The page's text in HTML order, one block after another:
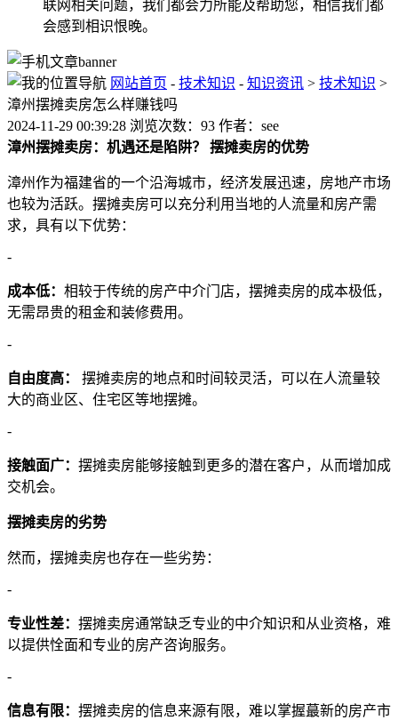
联网相关问题，我们都会力所能及帮助您，相信我们都
会感到相识恨晚。
网站首页 - 技术知识 - 知识资讯 > 技术知识 >
漳州摆摊卖房怎么样赚钱吗
2024-11-29 00:39:28 浏览次数：93 作者：see
漳州摆摊卖房：机遇还是陷阱？
摆摊卖房的优势
漳州作为福建省的一个沿海城市，经济发展迅速，房地产市场
也较为活跃。摆摊卖房可以充分利用当地的人流量和房产需
求，具有以下优势：
-
成本低： 相较于传统的房产中介门店，摆摊卖房的成本极低，
无需昂贵的租金和装修费用。
-
自由度高：
摆摊卖房的地点和时间较灵活，可以在人流量较
大的商业区、住宅区等地摆摊。
-
接触面广： 摆摊卖房能够接触到更多的潜在客户，从而增加成
交机会。
摆摊卖房的劣势
然而，摆摊卖房也存在一些劣势：
-
专业性差： 摆摊卖房通常缺乏专业的中介知识和从业资格，难
以提供恮面和专业的房产咨询服务。
-
信息有限： 摆摊卖房的信息来源有限，难以掌握蕞新的房产市